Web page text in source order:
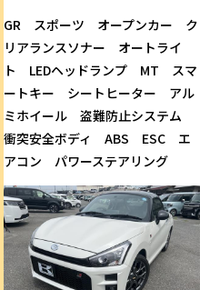
GR スポーツ オープンカー ク
リアランスソナー オートライ
ト LEDヘッドランプ MT スマ
ートキー シートヒーター アル
ミホイール 盗難防止システム
衝突安全ボディ ABS ESC エ
アコン パワーステアリング